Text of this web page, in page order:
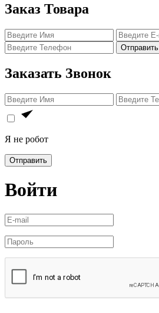
Заказ Товара
Отправить
Заказать Звонок
Я не робот
Отправить
Войти